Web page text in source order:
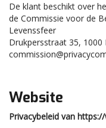
De klant beschikt over
de Commissie voor de
Levenssfeer
Drukpersstraat 35, 1000
Website
Privacybeleid van